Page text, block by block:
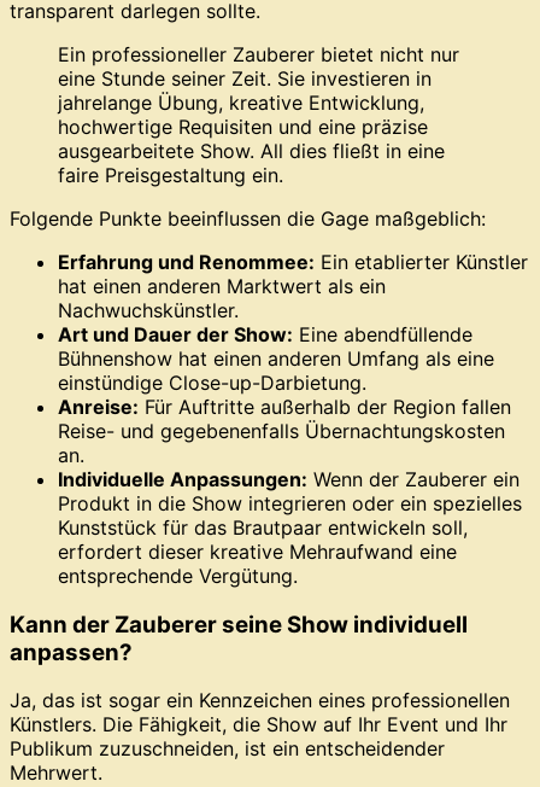
transparent darlegen sollte.
Ein professioneller Zauberer bietet nicht nur
eine Stunde seiner Zeit. Sie investieren in
jahrelange Übung, kreative Entwicklung,
hochwertige Requisiten und eine präzise
ausgearbeitete Show. All dies fließt in eine
faire Preisgestaltung ein.
Folgende Punkte beeinflussen die Gage maßgeblich:
Erfahrung und Renommee: Ein etablierter Künstler
hat einen anderen Marktwert als ein
Nachwuchskünstler.
Art und Dauer der Show: Eine abendfüllende
Bühnenshow hat einen anderen Umfang als eine
einstündige Close-up-Darbietung.
Anreise: Für Auftritte außerhalb der Region fallen
Reise- und gegebenenfalls Übernachtungskosten
an.
Individuelle Anpassungen: Wenn der Zauberer ein
Produkt in die Show integrieren oder ein spezielles
Kunststück für das Brautpaar entwickeln soll,
erfordert dieser kreative Mehraufwand eine
entsprechende Vergütung.
Kann der Zauberer seine Show individuell
anpassen?
Ja, das ist sogar ein Kennzeichen eines professionellen
Künstlers. Die Fähigkeit, die Show auf Ihr Event und Ihr
Publikum zuzuschneiden, ist ein entscheidender
Mehrwert.